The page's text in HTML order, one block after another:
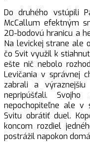
Do druhého vstúpili
McCallum efektným
20-bodovú hranicu a
Na levickej strane ale
čo Svit využil k
ešte nič nebolo
Levičania v správnej
zabrali a
nepripúšťali.
nepochopiteľne ale v
Svitu obrátiť duel.
koncom rozdiel
postrážil napokon